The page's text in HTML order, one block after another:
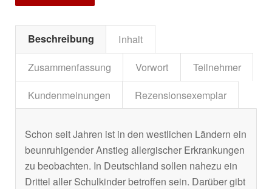
Beschreibung
Inhalt
Zusammenfassung
Vorwort
Teilnehmer
Kundenmeinungen
Rezensionsexemplar
Schon seit Jahren ist in den westlichen Ländern ein
beunruhigender Anstieg allergischer Erkrankungen
zu beobachten. In Deutschland sollen nahezu ein
Drittel aller Schulkinder betroffen sein. Darüber gibt